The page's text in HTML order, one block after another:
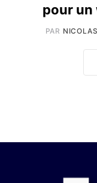
pour un
PAR